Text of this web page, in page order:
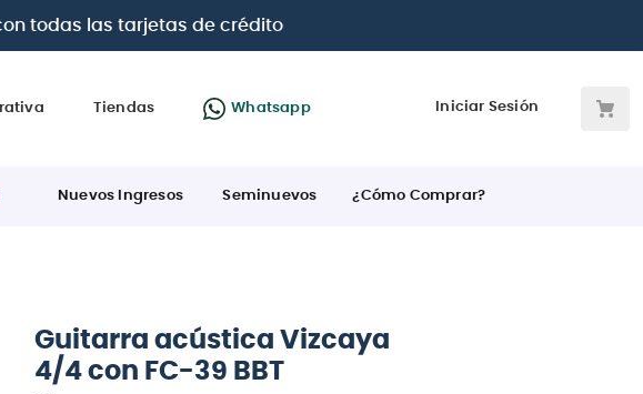
Visa, Diners, BBVA e Interbank
Tiendas Whatsapp Iniciar Sesión
Nuevos Ingresos Seminuevos ¿Cómo Comprar?
Guitarra acústica Vizcaya
4/4 con FC-39 BBT